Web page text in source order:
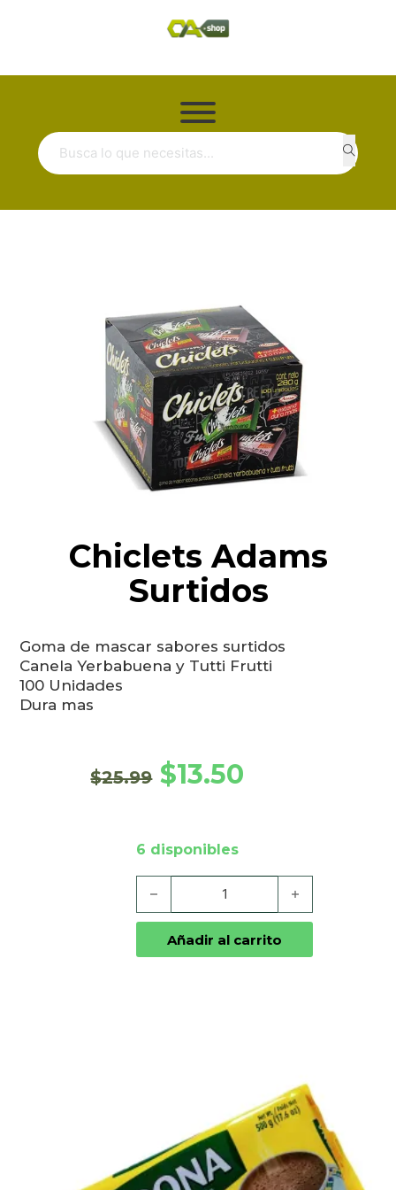
Buscar ...
Chiclets Adams
Surtidos
Goma de mascar sabores surtidos
Canela Yerbabuena y Tutti Frutti
100 Unidades
Dura mas
$25.99
El precio original era:
$13.50
6 disponibles
Chiclets Adams Surtidos cantidad
Añadir al carrito